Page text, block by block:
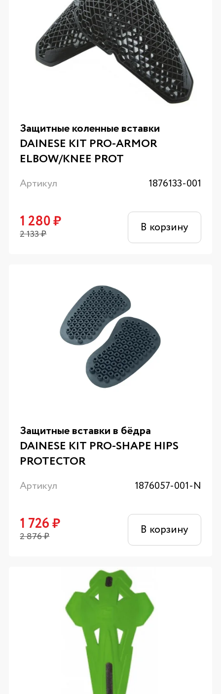
Защитные коленные вставки
DAINESE KIT PRO-ARMOR
ELBOW/KNEE PROT
Артикул 1876133-001
1 280₽
2 133₽ В корзину
Защитные вставки в бёдра
DAINESE KIT PRO-SHAPE HIPS
PROTECTOR
Артикул 1876057-001-N
1 726₽
2 876₽ В корзину